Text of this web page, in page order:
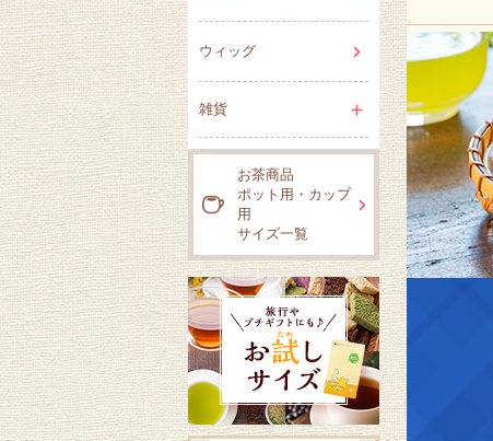
ウィッグ
雑貨
お茶商品
ポット用・カップ
用
サイズ一覧